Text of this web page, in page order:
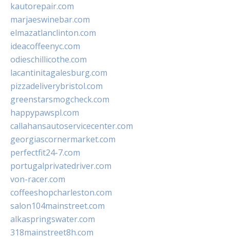
kautorepair.com
marjaeswinebar.com
elmazatlanclinton.com
ideacoffeenyc.com
odieschillicothe.com
lacantinitagalesburg.com
pizzadeliverybristol.com
greenstarsmogcheck.com
happypawspl.com
callahansautoservicecenter.com
georgiascornermarket.com
perfectfit24-7.com
portugalprivatedriver.com
von-racer.com
coffeeshopcharleston.com
salon104mainstreet.com
alkaspringswater.com
318mainstreet8h.com